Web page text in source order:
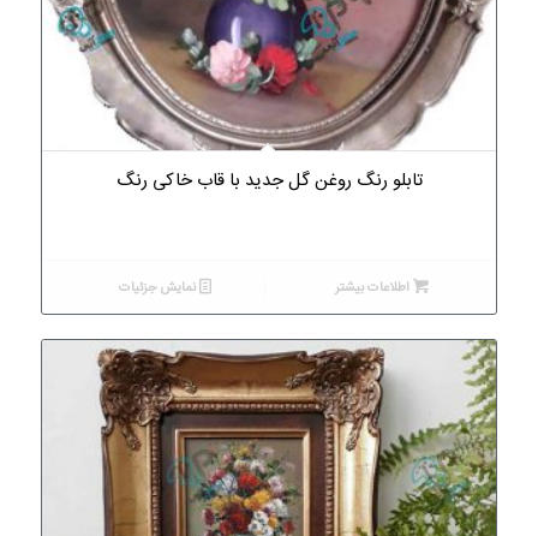
تابلو رنگ روغن گل جدید با قاب خاکی رنگ
اطلاعات بیشتر نمایش جزئیات